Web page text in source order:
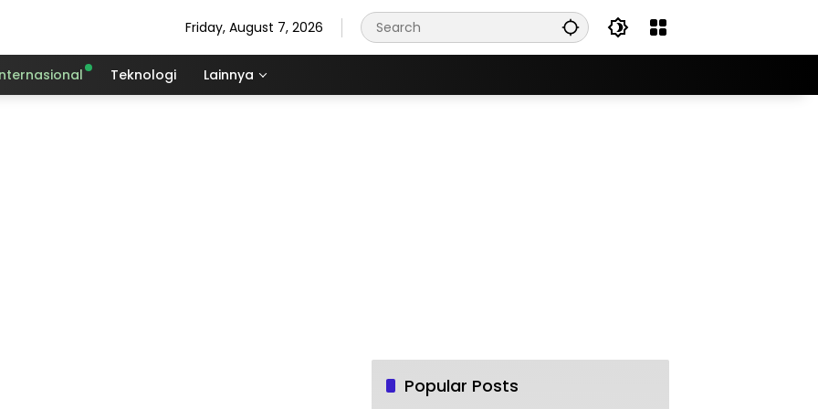
Friday, August 7, 2026
Teknologi Lainnya
Popular Posts